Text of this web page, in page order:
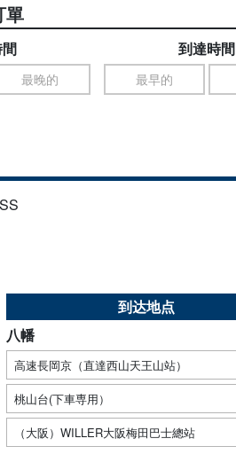
單
最晚的
到達時間
最早的
到达地点
八幡
高速長岡京（直達西山天王山站）
桃山台(下車専用）
（大阪）WILLER大阪梅田巴士總站